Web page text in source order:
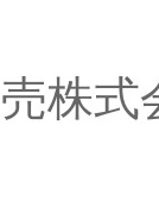
株式